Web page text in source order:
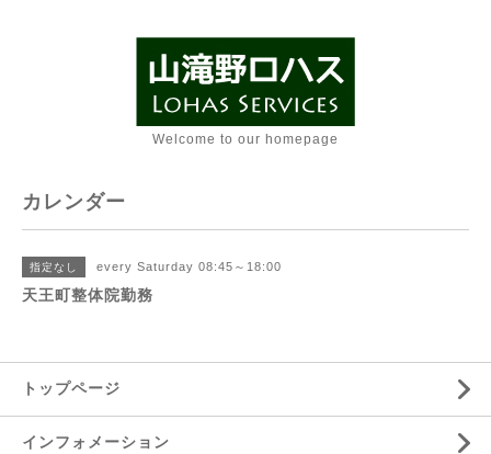
Welcome to our homepage
カレンダー
指定なし every Saturday 08:45～18:00
天王町整体院勤務
トップページ
インフォメーション